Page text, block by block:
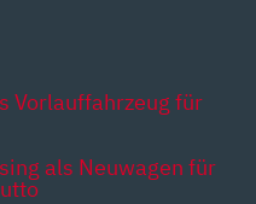
Vorlauffahrzeug für
als Neuwagen für